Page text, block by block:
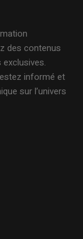
des contenus
informé et
sur l’univers